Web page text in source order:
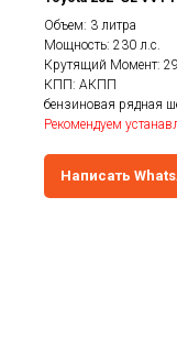
Объем: 3 литра
Мощность: 230 л.с.
Крутящий Момент:
КПП: АКПП
бензиновая рядная
Рекомендуем
Написать